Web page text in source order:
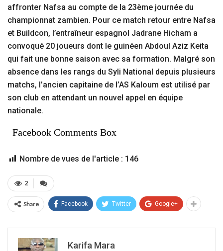
affronter Nafsa au compte de la 23ème journée du
championnat zambien. Pour ce match retour entre Nafsa
et Buildcon, l’entraîneur espagnol Jadrane Hicham a
convoqué 20 joueurs dont le guinéen Abdoul Aziz Keita
qui fait une bonne saison avec sa formation. Malgré son
absence dans les rangs du Syli National depuis plusieurs
matchs, l’ancien capitaine de l’AS Kaloum est utilisé par
son club en attendant un nouvel appel en équipe
nationale.
Facebook Comments Box
Nombre de vues de l'article : 146
2
Share Facebook Twitter Google+
Karifa Mara